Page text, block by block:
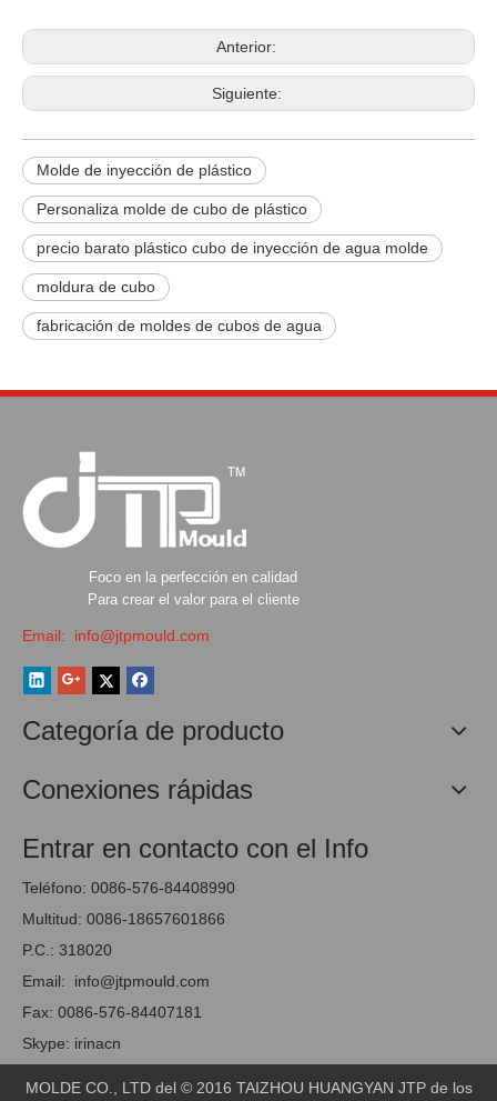
Anterior:
Siguiente:
Molde de inyección de plástico
Personaliza molde de cubo de plástico
precio barato plástico cubo de inyección de agua molde
moldura de cubo
fabricación de moldes de cubos de agua
Foco en la perfección en calidad
Para crear el valor para el cliente
Email: info@jtpmould.com
Categoría de producto
Conexiones rápidas
Entrar en contacto con el Info
Teléfono: 0086-576-84408990
Multitud: 0086-18657601866
P.C.: 318020
Email: info@jtpmould.com
Fax: 0086-576-84407181
Skype: irinacn
MOLDE CO., LTD del © 2016 TAIZHOU HUANGYAN JTP de los